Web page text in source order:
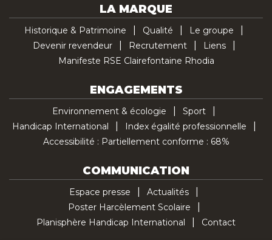
LA MARQUE
Historique & Patrimoine Qualité
Le groupe
Devenir revendeur
Recrutement
Liens
Manifeste RSE Clairefontaine Rhodia
ENGAGEMENTS
Environnement & écologie
Sport
Handicap International
Index égalité professionnelle
Accessibilité : Partiellement conforme : 68%
COMMUNICATION
Espace presse
Actualités
Poster Harcèlement Scolaire
Planisphère Handicap International
Contact